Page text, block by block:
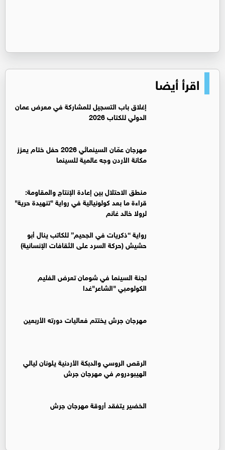
اقرأ أيضا
إغلاق باب التسجيل للمشاركة في معرض عمان
الدولي للكتاب 2026
مهرجان عمّان السينمائي 2026 حفل ختام يعزز
مكانة الأردن وجه عالمية للسينما
منطق الاحتلال بين إعادة الإنتاج والمقاومة:
قراءة ما بعد كولونيالية في رواية "تنهيدة حرية"
لرولا خالد غانم
رواية “ذكريات في الجحيم” للكاتب ينال أبو
حشيش (حركة السرد على الثقافات الإنسانية)
لجنة السينما في شومان تعرض الفليم
الكولومبي "الشاعر"غدا
مهرجان جرش يختتم فعاليات دورته الأربعين
الرقص الروسي والدبكة الأردنية يلونان ليالي
الهيبودروم في مهرجان جرش
الخضير يتفقد أروقة مهرجان جرش